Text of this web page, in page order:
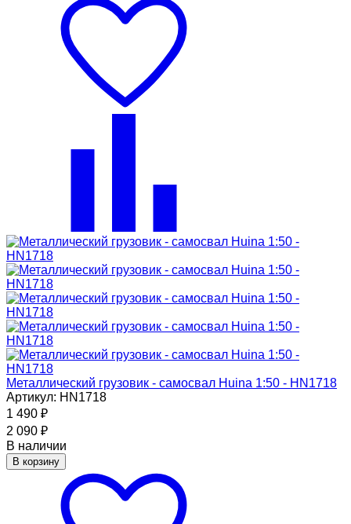
Металлический грузовик - самосвал Huina 1:50 - HN1718
Артикул: HN1718
1 490 ₽
2 090 ₽
В наличии
В корзину